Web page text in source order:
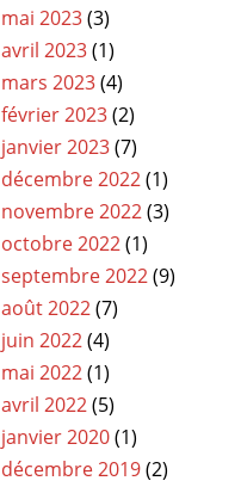
mai 2023(3)
avril 2023(1)
mars 2023(4)
février 2023(2)
janvier 2023(7)
décembre 2022(1)
novembre 2022(3)
octobre 2022(1)
septembre 2022(9)
août 2022(7)
juin 2022(4)
mai 2022(1)
avril 2022(5)
janvier 2020(1)
décembre 2019(2)